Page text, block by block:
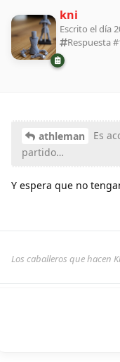
kni
Escrito el día
Respuesta #
athleman
Es
partido…
Y espera que no
Los caballeros que hacen